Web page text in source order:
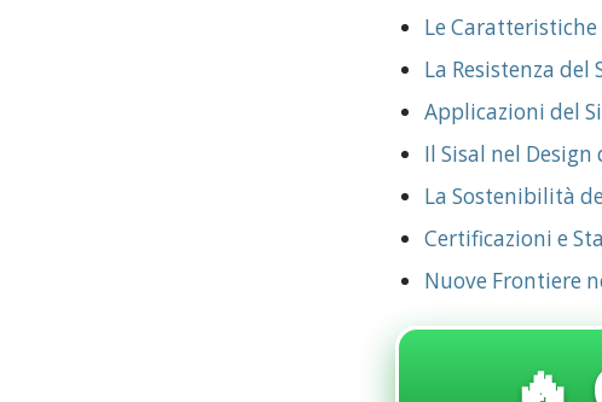
Le Caratteristiche
La Resistenza
Applicazioni del
Il Sisal nel
La Sostenibilità
Certificazioni e
Nuove Frontiere